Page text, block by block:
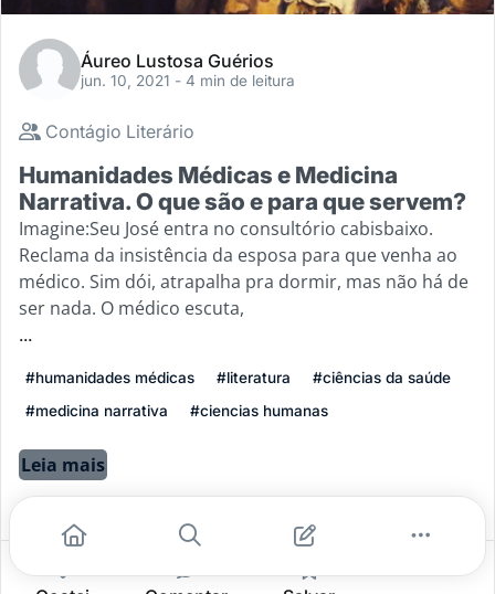
Áureo Lustosa Guérios
jun. 10, 2021 - 4 min de leitura
Contágio Literário
Humanidades Médicas e Medicina
Narrativa. O que são e para que servem?
Imagine:Seu José entra no consultório cabisbaixo.
Reclama da insistência da esposa para que venha ao
médico. Sim dói, atrapalha pra dormir, mas não há de
ser nada. O médico escuta,
...
#humanidades médicas #literatura
#ciências da saúde
#medicina narrativa
#ciencias humanas
Leia mais